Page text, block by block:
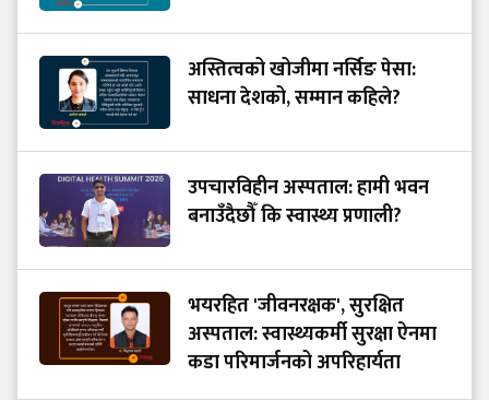
अस्तित्वको खोजीमा नर्सिङ पेसा:
साधना देशको, सम्मान कहिले?
उपचारविहीन अस्पताल: हामी भवन
बनाउँदैछौँ कि स्वास्थ्य प्रणाली?
भयरहित 'जीवनरक्षक', सुरक्षित
अस्पताल: स्वास्थ्यकर्मी सुरक्षा ऐनमा
कडा परिमार्जनको अपरिहार्यता